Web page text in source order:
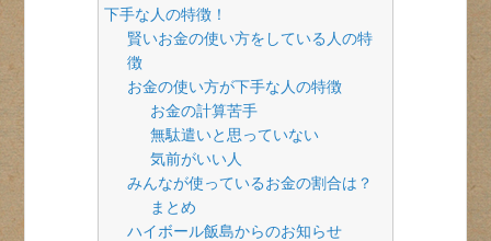
下手な人の特徴！
賢いお金の使い方をしている人の特
徴
お金の使い方が下手な人の特徴
お金の計算苦手
無駄遣いと思っていない
気前がいい人
みんなが使っているお金の割合は？
まとめ
ハイボール飯島からのお知らせ